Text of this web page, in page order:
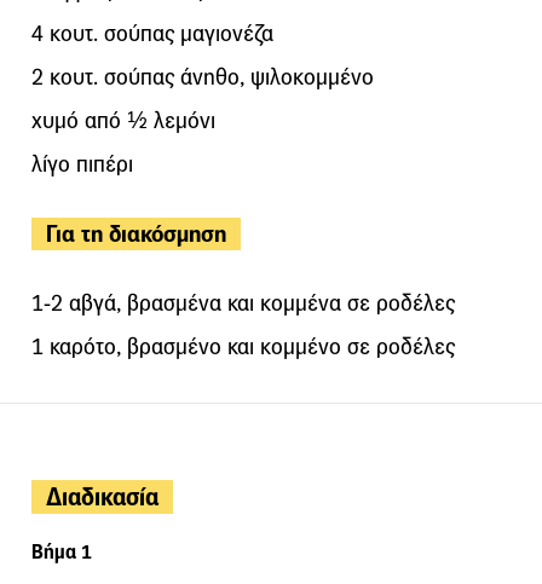
4 κουτ. σούπας μαγιονέζα
2 κουτ. σούπας άνηθο, ψιλοκομμένο
χυμό από ½ λεμόνι
λίγο πιπέρι
Για τη διακόσμηση
1-2 αβγά, βρασμένα και κομμένα σε ροδέλες
1 καρότο, βρασμένο και κομμένο σε ροδέλες
Διαδικασία
Βήμα 1